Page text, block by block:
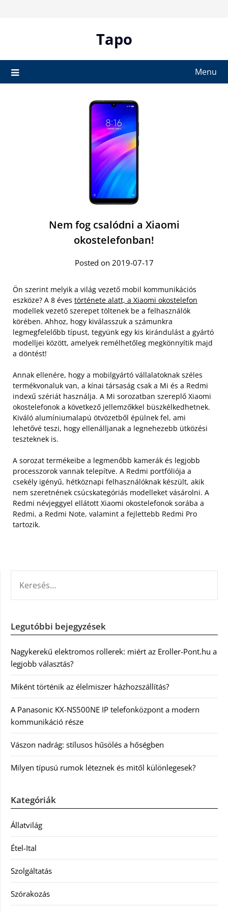
Tapo
Menu
Nem fog csalódni a Xiaomi
okostelefonban!
Posted on 2019-07-17
Ön szerint melyik a világ vezető mobil kommunikációs
eszköze? A 8 éves története alatt, a Xiaomi okostelefon
modellek vezető szerepet töltenek be a felhasználók
körében. Ahhoz, hogy kiválasszuk a számunkra
legmegfelelőbb típust, tegyünk egy kis kirándulást a gyártó
modelljei között, amelyek remélhetőleg megkönnyítik majd
a döntést!
Annak ellenére, hogy a mobilgyártó vállalatoknak széles
termékvonaluk van, a kínai társaság csak a Mi és a Redmi
indexű szériát használja. A Mi sorozatban szereplő Xiaomi
okostelefonok a következő jellemzőkkel büszkélkedhetnek.
Kiváló alumíniumalapú ötvözetből épülnek fel, ami
lehetővé teszi, hogy ellenálljanak a legnehezebb ütközési
teszteknek is.
A sorozat termékeibe a legmenőbb kamerák és legjobb
processzorok vannak telepítve. A Redmi portfóliója a
csekély igényű, hétköznapi felhasználóknak készült, akik
nem szeretnének csúcskategóriás modelleket vásárolni. A
Redmi névjeggyel ellátott Xiaomi okostelefonok sorába a
Redmi, a Redmi Note, valamint a fejlettebb Redmi Pro
tartozik.
Legutóbbi bejegyzések
Nagykerekű elektromos rollerek: miért az Eroller-Pont.hu a
legjobb választás?
Miként történik az élelmiszer házhozszállítás?
A Panasonic KX-NS500NE IP telefonközpont a modern
kommunikáció része
Vászon nadrág: stílusos hűsölés a hőségben
Milyen típusú rumok léteznek és mitől különlegesek?
Kategóriák
Állatvilág
Étel-Ital
Szolgáltatás
Szórakozás